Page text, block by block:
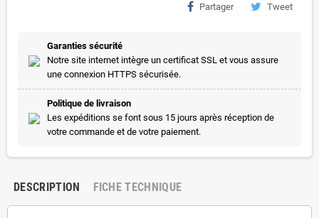
Partager Tweet
Garanties sécurité
Notre site internet intègre un certificat SSL et vous assure
une connexion HTTPS sécurisée.
Politique de livraison
Les expéditions se font sous 15 jours après réception de
votre commande et de votre paiement.
DESCRIPTION FICHE TECHNIQUE